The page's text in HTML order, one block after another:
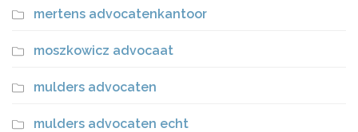
mertens advocatenkantoor
moszkowicz advocaat
mulders advocaten
mulders advocaten echt